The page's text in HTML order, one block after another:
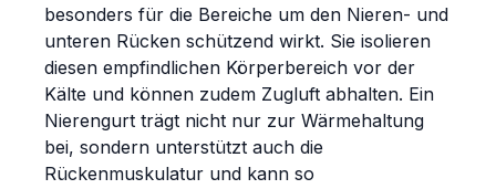
besonders für die Bereiche um den Nieren- und
unteren Rücken schützend wirkt. Sie isolieren
diesen empfindlichen Körperbereich vor der
Kälte und können zudem Zugluft abhalten. Ein
Nierengurt trägt nicht nur zur Wärmehaltung
bei, sondern unterstützt auch die
Rückenmuskulatur und kann so